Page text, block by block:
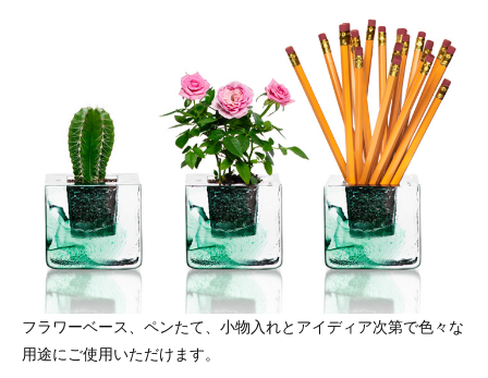
フラワーベース、ペンたて、小物入れとアイディア次第で色々な
用途にご使用いただけます。